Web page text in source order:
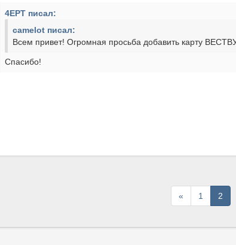
4EPT писал:
camelot писал:
Всем привет! Огромная просьба добавить карту
Спасибо!
« Первая
1 2